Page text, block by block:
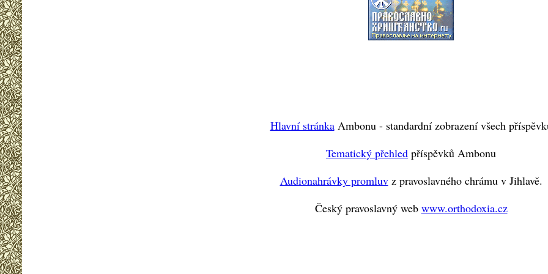
Hlavní stránkaAmbonu - standardní zobrazení všech
Tematický přehled příspěvků Ambonu
Audionahrávky promluvz pravoslavného chrámu v Jihlavě.
Český pravoslavný web www.orthodoxia.cz